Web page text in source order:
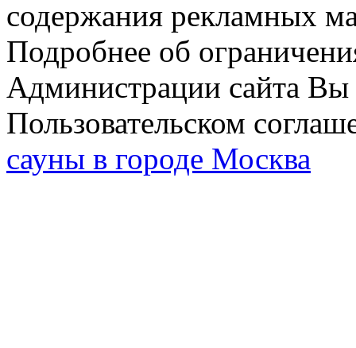
содержания рекламных
Подробнее об
Администрации сайта Вы
Пользовательском
сауны в городе Москва